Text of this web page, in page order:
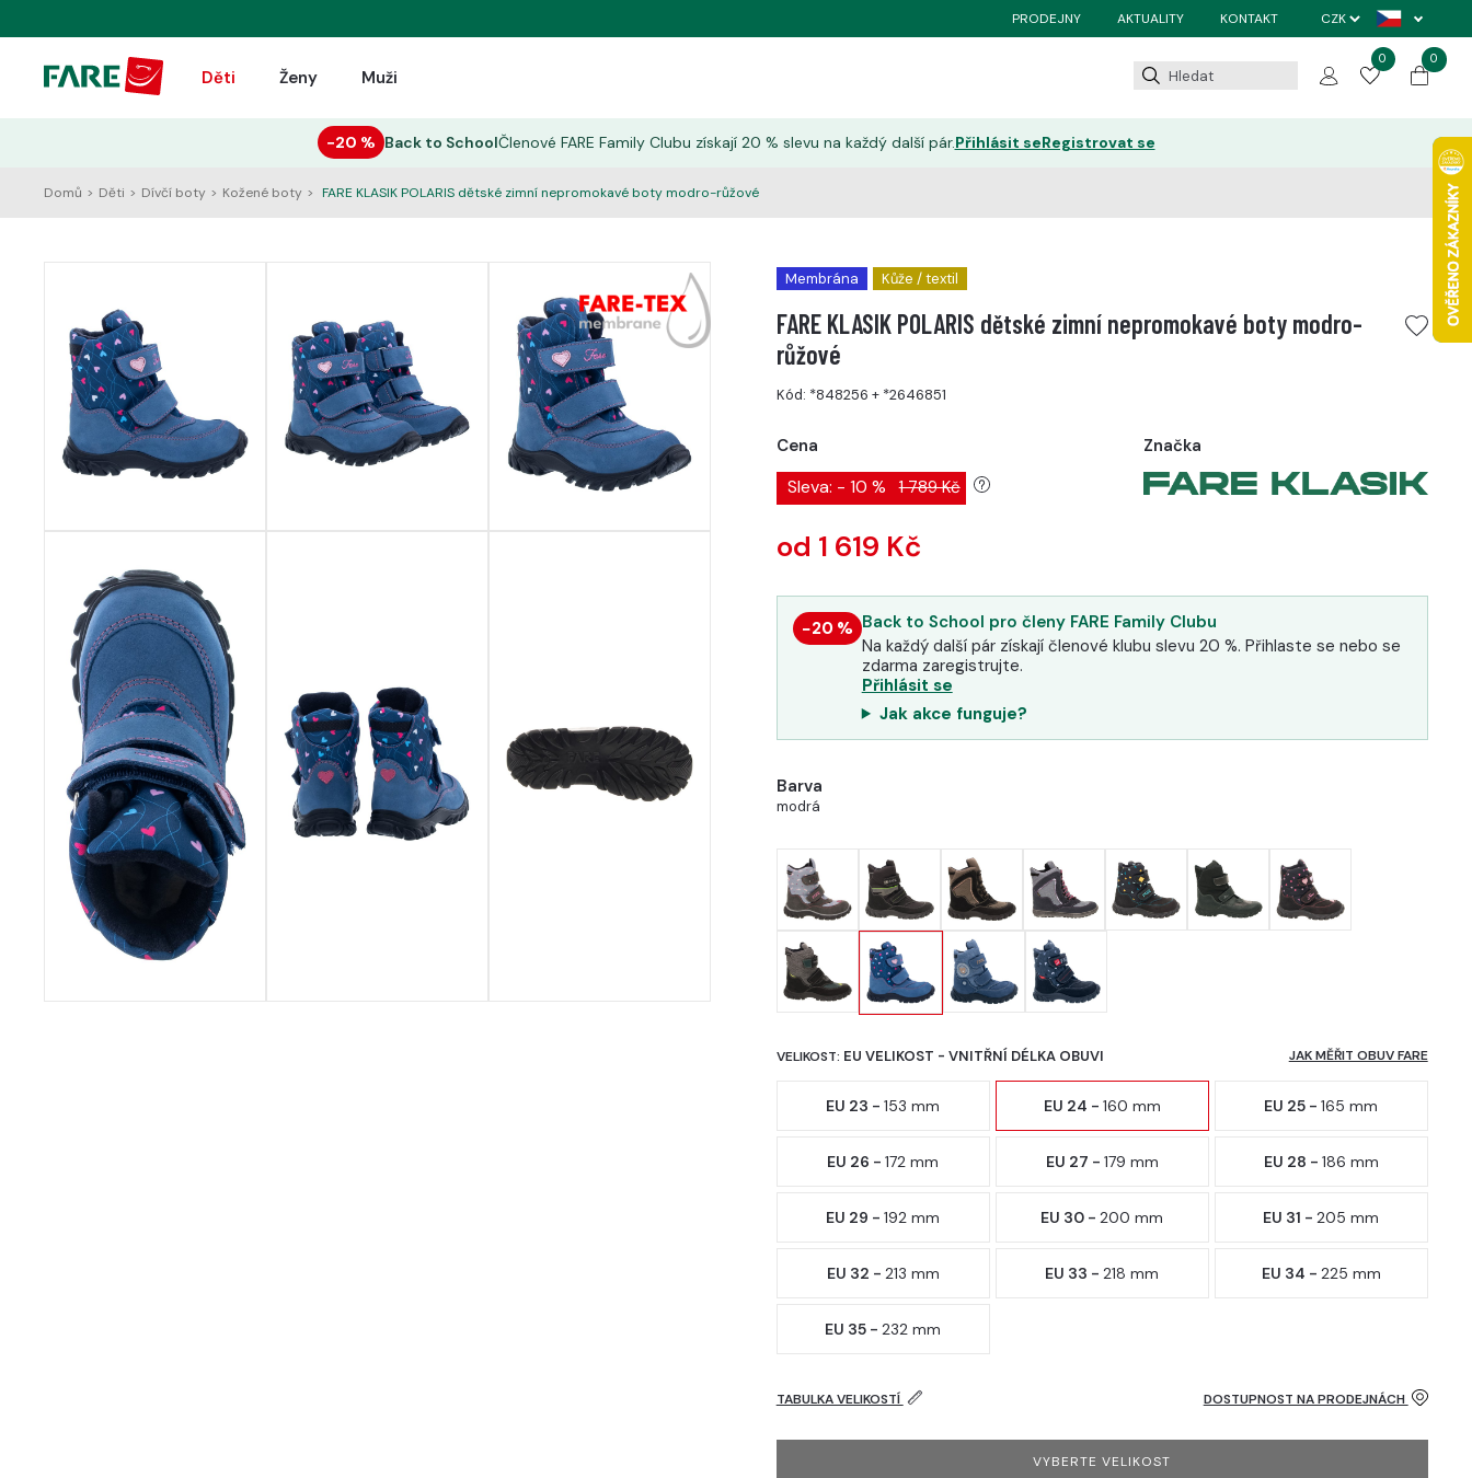
PRODEJNY AKTUALITY KONTAKT
Děti Ženy Muži
0 0
−20 % Back to SchoolČlenové FARE Family Clubu získají 20 % slevu na každý další pár.Přihlásit seRegistrovat se
Domů > Děti > Dívčí boty > Kožené boty > FARE KLASIK POLARIS dětské zimní nepromokavé boty modro-růžové
Membrána Kůže / textil
FARE KLASIK POLARIS dětské zimní nepromokavé boty modro-
růžové
Kód: *848256 + *2646851
Cena
Sleva: - 10 % 1 789 Kč
od 1 619 Kč
Značka
−20 % Back to School pro členy FARE Family Clubu
Na každý další pár získají členové klubu slevu 20 %. Přihlaste se nebo se
zdarma zaregistrujte.
Přihlásit se
Jak akce funguje?
Barva
modrá
VELIKOST: EU VELIKOST - VNITŘNÍ DÉLKA OBUVI JAK MĚŘIT OBUV FARE
EU 23 -153 mm EU 24 - 160 mm EU 25 -165 mm
EU 26 -172 mm EU 27 - 179 mm EU 28 - 186 mm
EU 29 -192 mm EU 30 -200 mm EU 31 -205 mm
EU 32 - 213 mm EU 33 -218 mm EU 34 - 225 mm
EU 35 -232 mm
TABULKA VELIKOSTÍ DOSTUPNOST NA PRODEJNÁCH
VYBERTE VELIKOST